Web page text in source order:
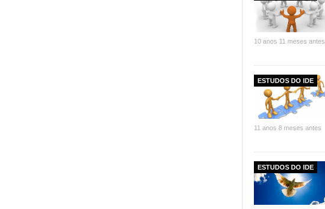
10 anos 11 meses antes
ESTUDOS DO IDE
11 anos 8 meses antes
ESTUDOS DO IDE